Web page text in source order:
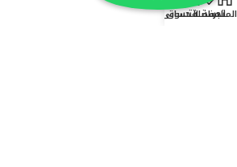
المتجرالمفضلة
سلة التسوق
حسابي